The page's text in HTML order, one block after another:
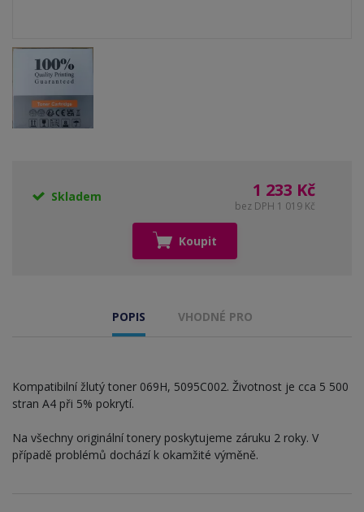
Skladem 1 233 Kč
bez DPH 1 019 Kč
Koupit
POPIS VHODNÉ PRO
Kompatibilní žlutý toner 069H, 5095C002. Životnost je cca 5 500
stran A4 při 5% pokrytí.
Na všechny originální tonery poskytujeme záruku 2 roky. V
případě problémů dochází k okamžité výměně.